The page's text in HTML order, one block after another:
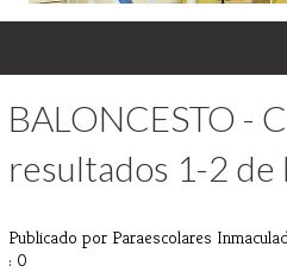
BALONCESTO -
resultados 1-2 de
Publicado por Paraescolares
: 0